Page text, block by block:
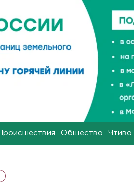
Происшествия Общество Чтиво